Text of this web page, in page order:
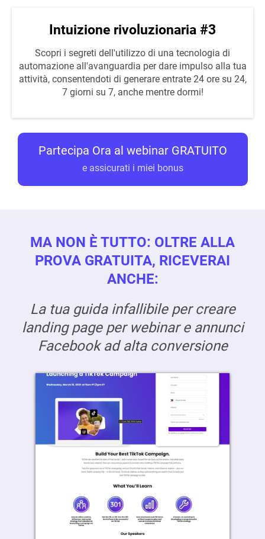
Intuizione rivoluzionaria #3
Scopri i segreti dell'utilizzo di una tecnologia di
automazione all'avanguardia per dare impulso alla tua
attività, consentendoti di generare entrate 24 ore su 24,
7 giorni su 7, anche mentre dormi!
Partecipa Ora al webinar GRATUITO
e assicurati i miei bonus
MA NON È TUTTO: OLTRE ALLA
PROVA GRATUITA, RICEVERAI
ANCHE:
La tua guida infallibile per creare
landing page per webinar e annunci
Facebook ad alta conversione